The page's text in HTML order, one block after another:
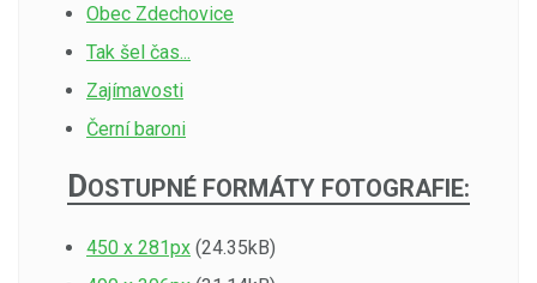
Obec Zdechovice
Tak šel čas...
Zajímavosti
Černí baroni
DOSTUPNÉ FORMÁTY FOTOGRAFIE:
450 x 281px (24.35kB)